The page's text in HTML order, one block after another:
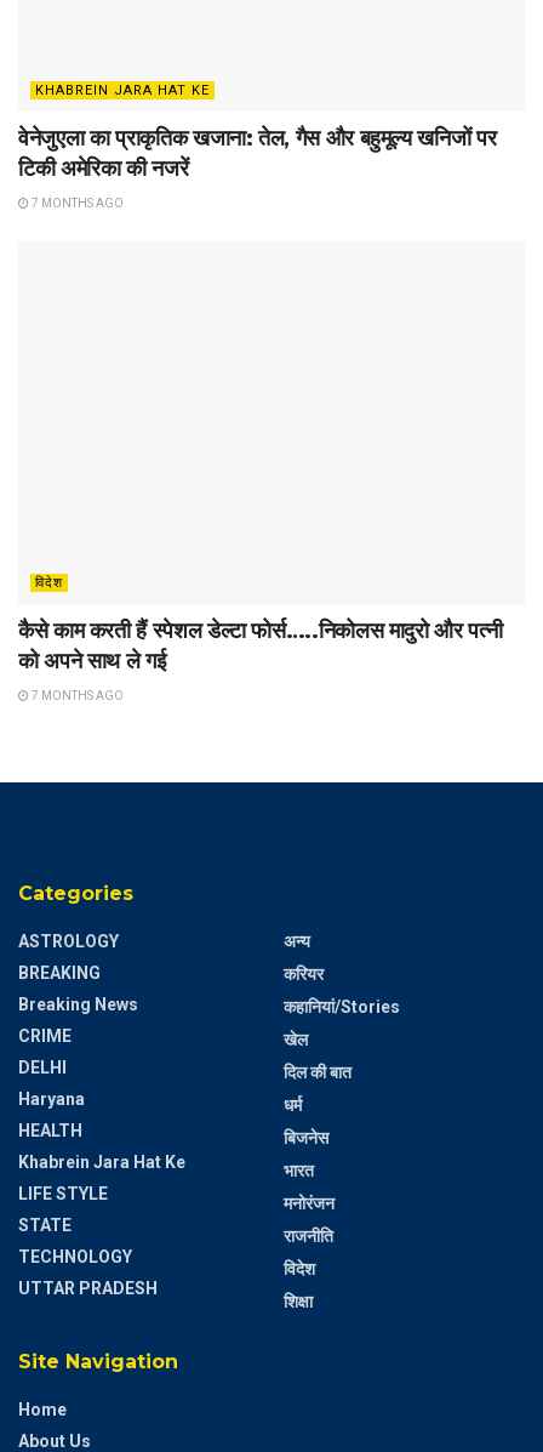
KHABREIN JARA HAT KE
वेनेजुएला का प्राकृतिक खजाना: तेल, गैस और बहुमूल्य खनिजों पर
टिकी अमेरिका की नजरें
7 MONTHS AGO
विदेश
कैसे काम करती हैं स्पेशल डेल्टा फोर्स…..निकोलस मादुरो और पत्नी
को अपने साथ ले गई
7 MONTHS AGO
Categories
ASTROLOGY
BREAKING
Breaking News
CRIME
DELHI
Haryana
HEALTH
Khabrein Jara Hat Ke
LIFE STYLE
STATE
TECHNOLOGY
UTTAR PRADESH
अन्य
करियर
कहानियां/Stories
खेल
दिल की बात
धर्म
बिजनेस
भारत
मनोरंजन
राजनीति
विदेश
शिक्षा
Site Navigation
Home
About Us